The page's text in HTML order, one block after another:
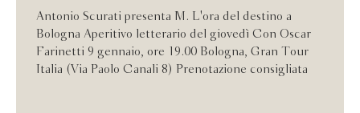
Antonio Scurati presenta M. L'ora del destino a
Bologna Aperitivo letterario del giovedì Con Oscar
Farinetti 9 gennaio, ore 19.00 Bologna, Gran Tour
Italia (Via Paolo Canali 8) Prenotazione consigliata